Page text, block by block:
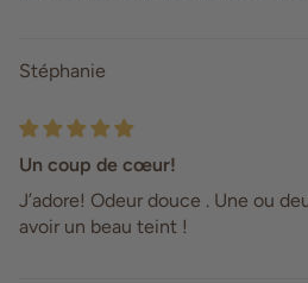
Stéphanie
Un coup de cœur!
J’adore! Odeur douce . Une ou
avoir un beau teint !